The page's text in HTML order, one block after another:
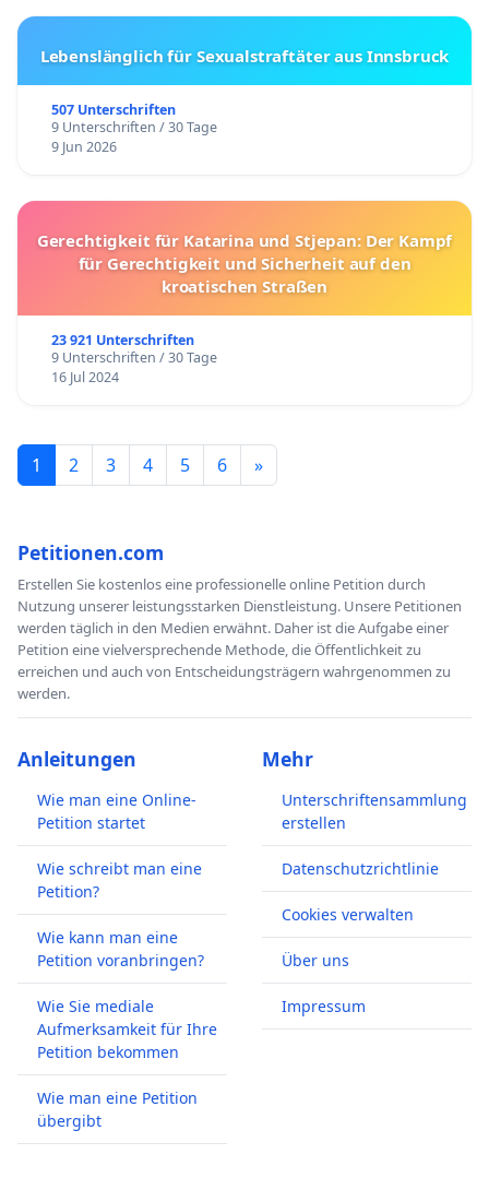
Lebenslänglich für Sexualstraftäter aus Innsbruck
507 Unterschriften
9 Unterschriften / 30 Tage
9 Jun 2026
Gerechtigkeit für Katarina und Stjepan: Der Kampf
für Gerechtigkeit und Sicherheit auf den
kroatischen Straßen
23 921 Unterschriften
9 Unterschriften / 30 Tage
16 Jul 2024
1 2 3 4 5 6 »
Petitionen.com
Erstellen Sie kostenlos eine professionelle online Petition durch
Nutzung unserer leistungsstarken Dienstleistung. Unsere Petitionen
werden täglich in den Medien erwähnt. Daher ist die Aufgabe einer
Petition eine vielversprechende Methode, die Öffentlichkeit zu
erreichen und auch von Entscheidungsträgern wahrgenommen zu
werden.
Anleitungen
Wie man eine Online-
Petition startet
Wie schreibt man eine
Petition?
Wie kann man eine
Petition voranbringen?
Wie Sie mediale
Aufmerksamkeit für Ihre
Petition bekommen
Wie man eine Petition
übergibt
Mehr
Unterschriftensammlung
erstellen
Datenschutzrichtlinie
Cookies verwalten
Über uns
Impressum